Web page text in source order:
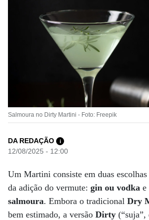
Salmoura no Dirty Martini - Foto: Freepik
DA REDAÇÃO i
12/08/2025 - 12:00
Um Martini consiste em duas
da adição do vermute: gin ou vodka e
salmoura. Embora o tradicional Dry
bem estimado, a versão Dirty (“suja”,